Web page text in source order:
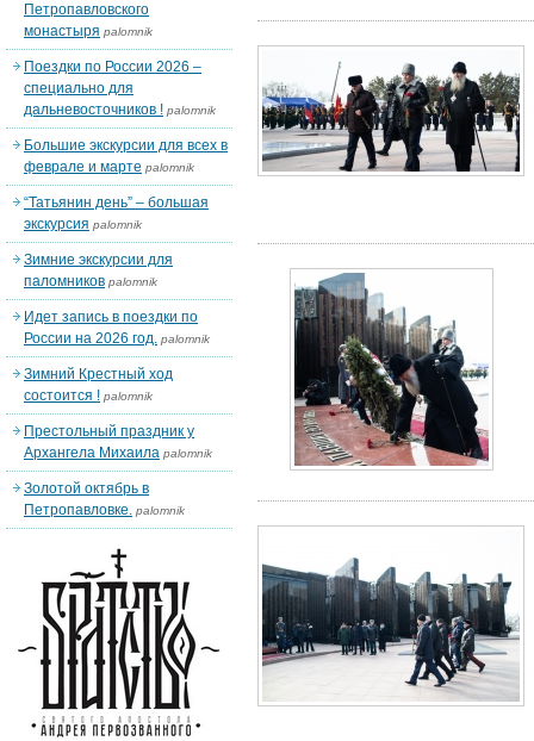
Петропавловского
монастыря palomnik
Поездки по России 2026 –
специально для
дальневосточников ! palomnik
Большие экскурсии для всех в
феврале и марте palomnik
“Татьянин день” – большая
экскурсия palomnik
Зимние экскурсии для
паломников palomnik
Идет запись в поездки по
России на 2026 год. palomnik
Зимний Крестный ход
состоится ! palomnik
Престольный праздник у
Архангела Михаила palomnik
Золотой октябрь в
Петропавловке. palomnik